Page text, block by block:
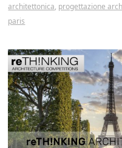
architettonica, progettazione
paris